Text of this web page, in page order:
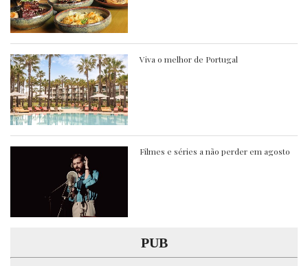
Viva o melhor de Portugal
Filmes e séries a não perder em agosto
PUB